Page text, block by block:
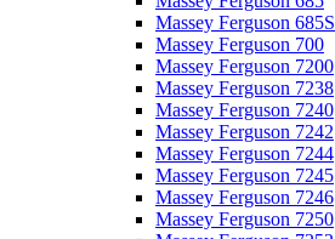
Massey Ferguson 685S
Massey Ferguson 700
Massey Ferguson 7200
Massey Ferguson 7238
Massey Ferguson 7240
Massey Ferguson 7242
Massey Ferguson 7244
Massey Ferguson 7245
Massey Ferguson 7246
Massey Ferguson 7250